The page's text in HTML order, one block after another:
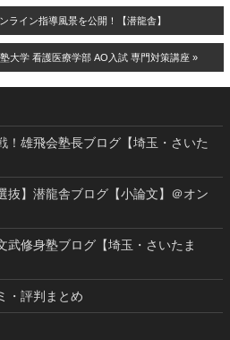
ライン指導風景を公開！【潜龍舎】
大学 看護医療学部 AO入試 専門対策講座 »
！雄飛会塾長ブログ【埼玉・さいた
抜】潜龍舎ブログ【小論文】＠オン
武修身塾ブログ【埼玉・さいたま
・評判まとめ